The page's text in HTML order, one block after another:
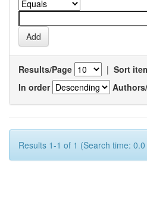
Results/Page | Sort
In order
Results 1-1 of 1 (Search time: